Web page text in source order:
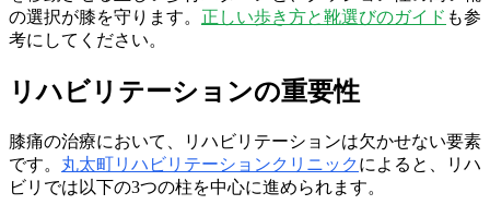
の選択が膝を守ります。 正しい歩き方と靴選びのガイド も参
考にしてください。
リハビリテーションの重要性
膝痛の治療において、リハビリテーションは欠かせない要素
です。 丸太町リハビリテーションクリニック によると、リハ
ビリでは以下の3つの柱を中心に進められます。